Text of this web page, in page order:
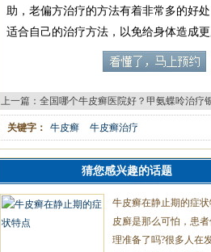
助，老偏方治疗的方法有着非常多的好
适合自己的治疗方法，以免给身体造成更
上一篇： 全国哪个牛皮癣医院好？甲氨蝶呤治疗
关键字： 牛皮癣 牛皮癣治疗
猜您感兴趣的话题
牛皮癣在静止期的症
皮廯是那么可怕，患
理准备了吗?很多人在